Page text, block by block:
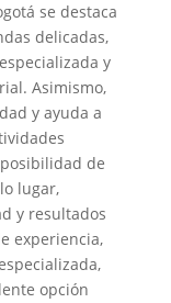
se destaca
delicadas,
y
Asimismo,
y ayuda a
de
lugar,
y resultados
experiencia,
opción